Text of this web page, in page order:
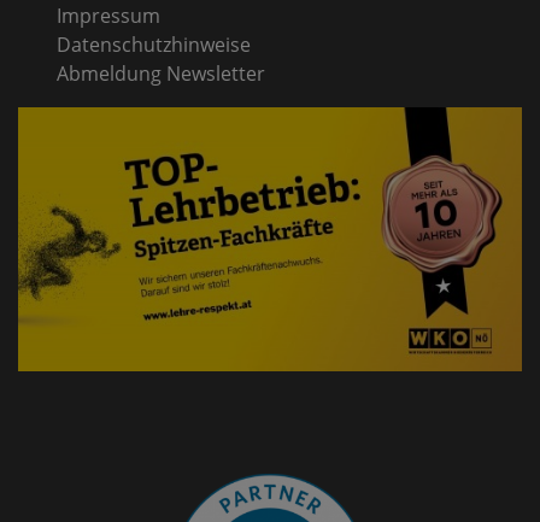
Impressum
Datenschutzhinweise
Abmeldung Newsletter